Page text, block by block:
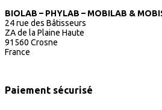
BIOLAB – PHYLAB – MOBILAB &
24 rue des Bâtisseurs
ZA de la Plaine Haute
91560 Crosne
France
Paiement sécurisé